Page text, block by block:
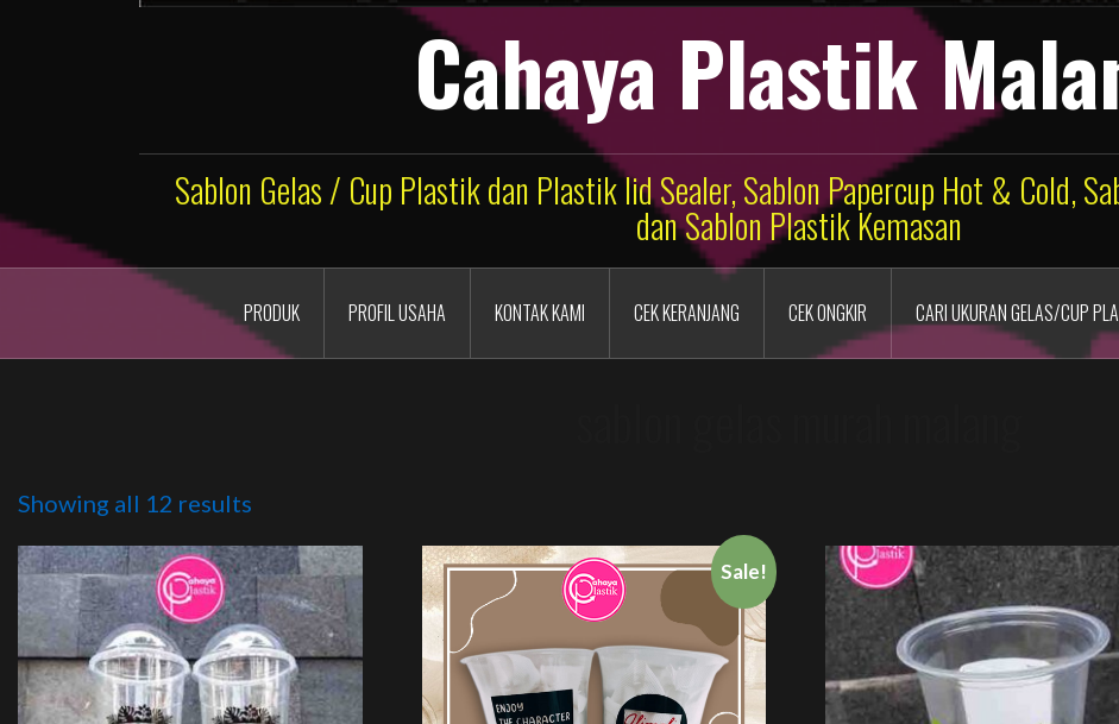
Cahaya Plastik
Sablon Gelas / Cup Plastik dan Plastik lid Sealer, Sablon Papercup Hot & Cold,
dan Sablon Plastik Kemasan
PRODUK PROFIL USAHA KONTAK KAMI CEK KERANJANG CEK ONGKIR CARI UKURAN GELAS/CUP
Showing all 12 results
Sale!